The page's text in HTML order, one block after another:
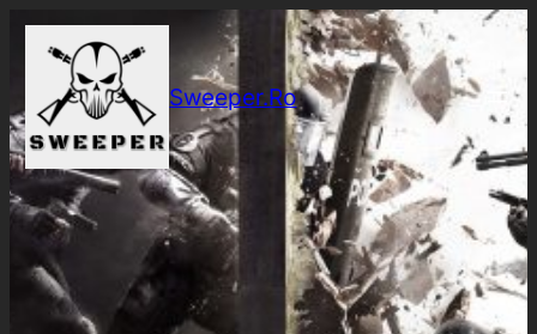
Sari
conținut
Sweeper.Ro